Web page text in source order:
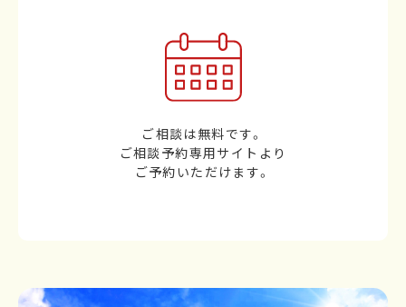
ご相談は無料です。
ご相談予約専用サイトより
ご予約いただけます。